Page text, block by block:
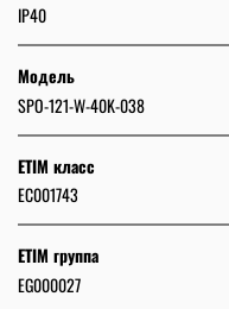
IP40
Модель
SPO-121-W-40K-038
ETIM класс
EC001743
ETIM группа
EG000027